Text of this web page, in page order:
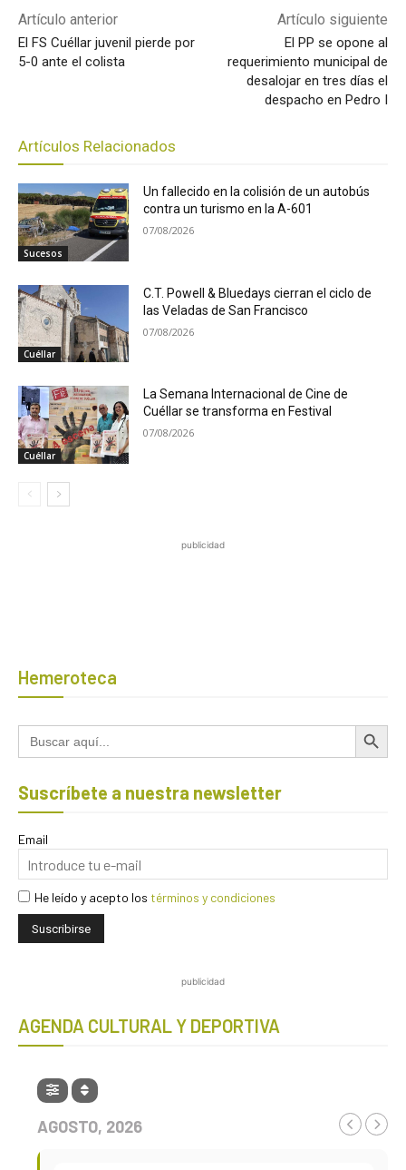
Artículo anterior
El FS Cuéllar juvenil pierde por
5-0 ante el colista
Artículo siguiente
El PP se opone al
requerimiento municipal de
desalojar en tres días el
despacho en Pedro I
Artículos Relacionados
Sucesos
Un fallecido en la colisión de un autobús
contra un turismo en la A-601
07/08/2026
Cuéllar
C.T. Powell & Bluedays cierran el ciclo de
las Veladas de San Francisco
07/08/2026
Cuéllar
La Semana Internacional de Cine de
Cuéllar se transforma en Festival
07/08/2026
publicidad
Hemeroteca
Buscar: Botón de
Suscríbete a nuestra newsletter
Email
He leído y acepto los términos y condiciones
publicidad
AGENDA CULTURAL Y DEPORTIVA
AGOSTO, 2026